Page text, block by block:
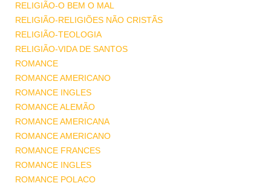
RELIGIÃO-O BEM O MAL
RELIGIÃO-RELIGIÕES NÃO CRISTÃS
RELIGIÃO-TEOLOGIA
RELIGIÃO-VIDA DE SANTOS
ROMANCE
ROMANCE AMERICANO
ROMANCE INGLES
ROMANCE ALEMÃO
ROMANCE AMERICANA
ROMANCE AMERICANO
ROMANCE FRANCES
ROMANCE INGLES
ROMANCE POLACO